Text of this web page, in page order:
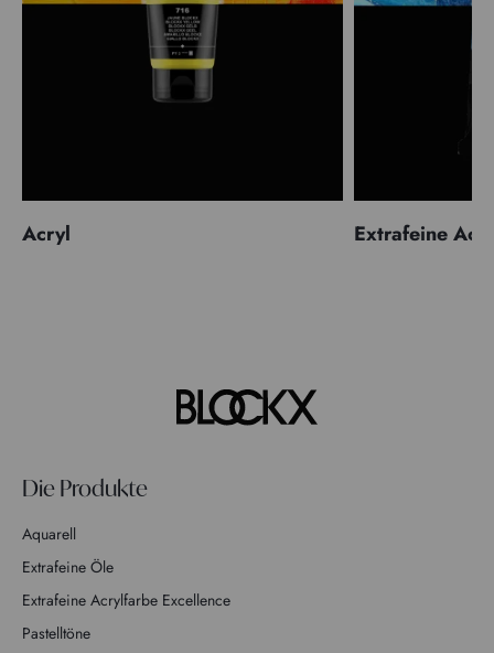
Acryl Extrafeine
Die Produkte
Aquarell
Extrafeine Öle
Extrafeine Acrylfarbe Excellence
Pastelltöne